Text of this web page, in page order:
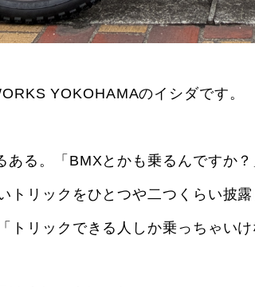
YOKOHAMAのイシダです。
ある。「BMXとかも乗るんですか？
トリックをひとつや二つくらい披露
トリックできる人しか乗っちゃい